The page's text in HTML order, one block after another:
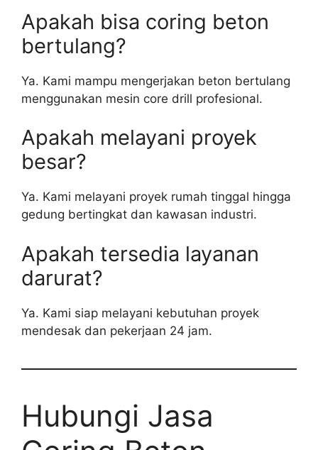
Apakah bisa coring beton
bertulang?
Ya. Kami mampu mengerjakan beton bertulang
menggunakan mesin core drill profesional.
Apakah melayani proyek
besar?
Ya. Kami melayani proyek rumah tinggal hingga
gedung bertingkat dan kawasan industri.
Apakah tersedia layanan
darurat?
Ya. Kami siap melayani kebutuhan proyek
mendesak dan pekerjaan 24 jam.
Hubungi Jasa